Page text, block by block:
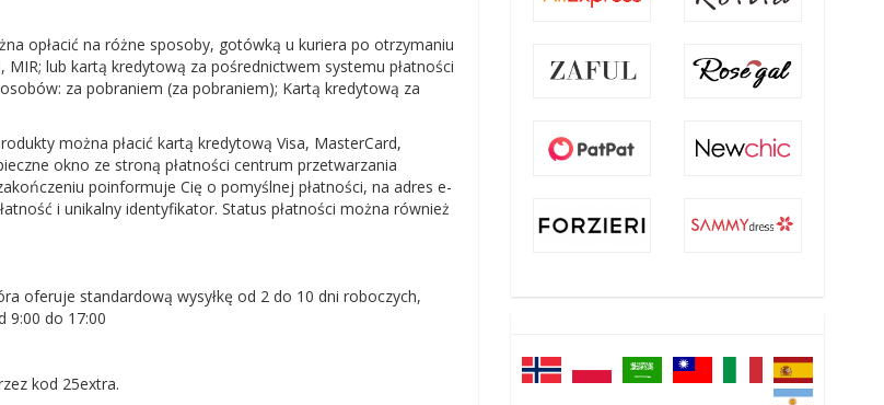
opłacić na różne sposoby, gotówką u kuriera po otrzymaniu
lub kartą kredytową za pośrednictwem systemu płatności
za pobraniem (za pobraniem); Kartą kredytową za
można płacić kartą kredytową Visa, MasterCard,
okno ze stroną płatności centrum przetwarzania
poinformuje Cię o pomyślnej płatności, na adres e-
i unikalny identyfikator. Status płatności można również
oferuje standardową wysyłkę od 2 do 10 dni roboczych,
9:00 do 17:00
kod 25extra.